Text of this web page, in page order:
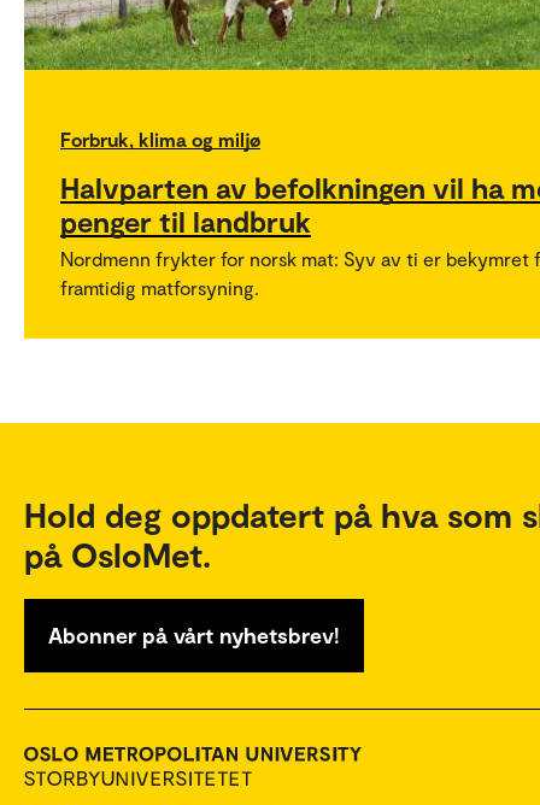
Forbruk, klima og miljø
Halvparten av befolkningen vil ha
penger til landbruk
Nordmenn frykter for norsk mat: Syv av ti er bekymret
framtidig matforsyning.
Hold deg oppdatert på hva som
på OsloMet.
Abonner på vårt nyhetsbrev!